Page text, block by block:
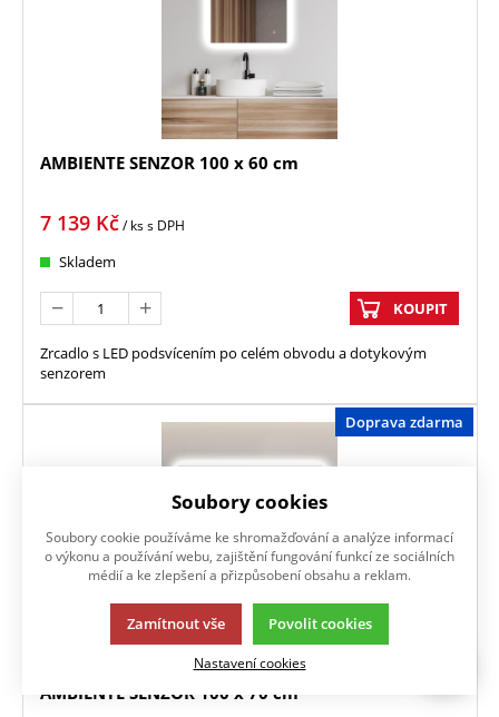
AMBIENTE SENZOR 100 x 60 cm
7 139 Kč/ kss DPH
Skladem
KOUPIT
Zrcadlo s LED podsvícením po celém obvodu a dotykovým
senzorem
Doprava zdarma
AMBIENTE SENZOR 100 x 70 cm
Soubory cookies
Soubory cookie používáme ke shromažďování a analýze informací
o výkonu a používání webu, zajištění fungování funkcí ze sociálních
médií a ke zlepšení a přizpůsobení obsahu a reklam.
Zamítnout vše Povolit cookies
Nastavení cookies